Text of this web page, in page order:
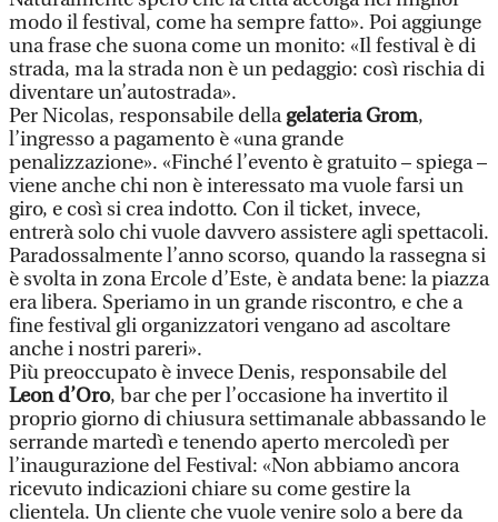
modo il festival, come ha sempre fatto». Poi aggiunge
una frase che suona come un monito: «Il festival è di
strada, ma la strada non è un pedaggio: così rischia di
diventare un’autostrada».
Per Nicolas, responsabile dellagelateria Grom,
l’ingresso a pagamento è «una grande
penalizzazione». «Finché l’evento è gratuito – spiega –
viene anche chi non è interessato ma vuole farsi un
giro, e così si crea indotto. Con il ticket, invece,
entrerà solo chi vuole davvero assistere agli spettacoli.
Paradossalmente l’anno scorso, quando la rassegna si
è svolta in zona Ercole d’Este, è andata bene: la piazza
era libera. Speriamo in un grande riscontro, e che a
fine festival gli organizzatori vengano ad ascoltare
anche i nostri pareri».
Più preoccupato è invece Denis, responsabile del
Leon d’Oro, bar che per l’occasione ha invertito il
proprio giorno di chiusura settimanale abbassando le
serrande martedì e tenendo aperto mercoledì per
l’inaugurazione del Festival: «Non abbiamo ancora
ricevuto indicazioni chiare su come gestire la
clientela. Un cliente che vuole venire solo a bere da